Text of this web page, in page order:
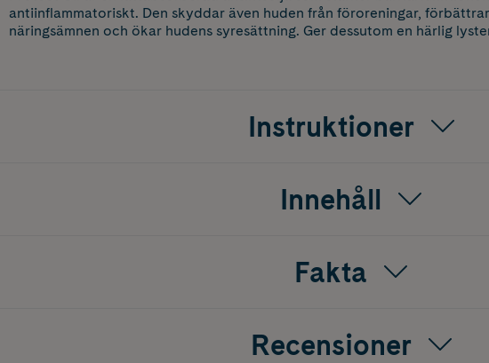
antiinflammatoriskt. Den skyddar även huden från föroreningar,
näringsämnen och ökar hudens syresättning. Ger dessutom en härlig
Instruktioner
Innehåll
Fakta
Recensioner